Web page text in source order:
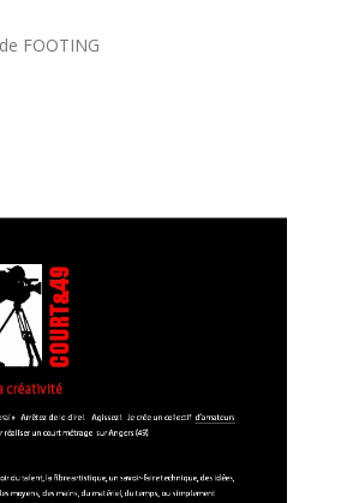
FOOTING